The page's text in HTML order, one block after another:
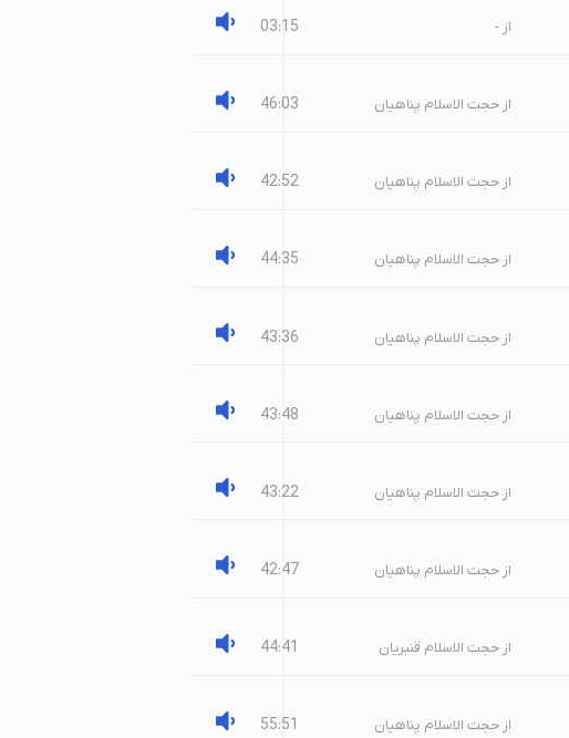
از - 03:15
از حجت الاسلام پناهیان 46:03
از حجت الاسلام پناهیان 42:52
از حجت الاسلام پناهیان 44:35
از حجت الاسلام پناهیان 43:36
از حجت الاسلام پناهیان 43:48
از حجت الاسلام پناهیان 43:22
از حجت الاسلام پناهیان 42:47
از حجت الاسلام قنبریان 44:41
از حجت الاسلام پناهیان 55:51